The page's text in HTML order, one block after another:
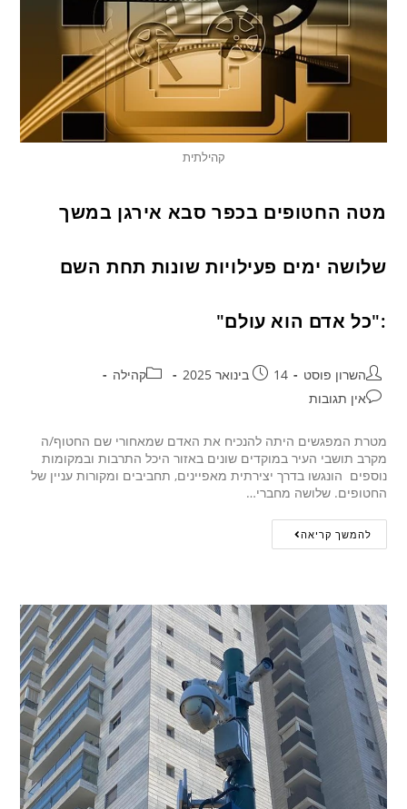
קהילתית
מטה החטופים בכפר סבא אירגן במשך
שלושה ימים פעילויות שונות תחת השם
:"כל אדם הוא עולם"
השרון פוסט 14 בינואר 2025
קהילה
אין תגובות
מטרת המפגשים היתה להנכיח את האדם שמאחורי שם החטוף/ה
מקרב תושבי העיר במוקדים שונים באזור היכל התרבות ובמקומות
נוספים הונגשו בדרך יצירתית מאפיינים, תחביבים ומקורות עניין של
החטופים. שלושה מחברי…
להמשך קריאה